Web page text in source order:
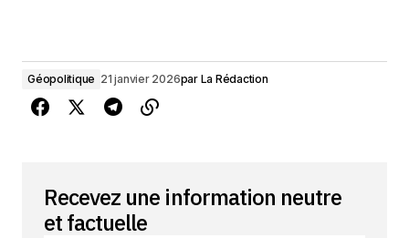
Géopolitique 21 janvier 2026par La Rédaction
Recevez une information neutre
et factuelle